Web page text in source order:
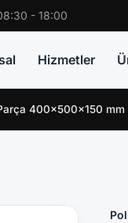
- 18:00
Hizmetler
400x500x150